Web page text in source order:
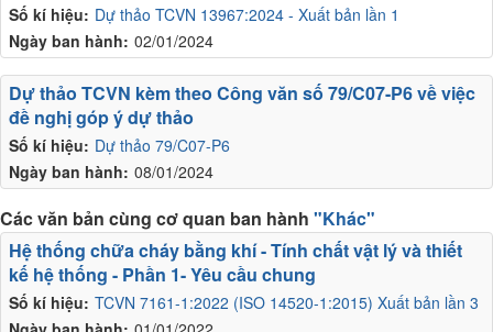
Số kí hiệu: Dự thảo TCVN 13967:2024 - Xuất bản lần 1
Ngày ban hành: 02/01/2024
Số kí hiệu: Dự thảo 79/C07-P6
Ngày ban hành: 08/01/2024
Dự thảo TCVN kèm theo Công văn số 79/C07-P6 về việc
đề nghị góp ý dự thảo
Các văn bản cùng cơ quan ban hành "Khác"
Số kí hiệu: TCVN 7161-1:2022 (ISO 14520-1:2015) Xuất bản lần 3
Hệ thống chữa cháy bằng khí - Tính chất vật lý và thiết
kế hệ thống - Phần 1- Yêu cầu chung